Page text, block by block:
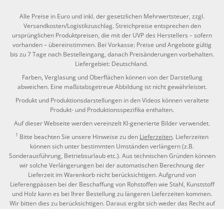
Alle Preise in Euro und inkl. der gesetzlichen Mehrwertsteuer, zzgl.
Versandkosten/Logistikzuschlag. Streichpreise entsprechen den
ursprünglichen Produktpreisen, die mit der UVP des Herstellers – sofern
vorhanden – übereinstimmen. Bei Vorkasse: Preise und Angebote gültig
bis zu 7 Tage nach Bestelleingang, danach Preisänderungen vorbehalten.
Liefergebiet: Deutschland.
Farben, Verglasung und Oberflächen können von der Darstellung
abweichen. Eine maßstabsgetreue Abbildung ist nicht gewährleistet.
Produkt und Produktionsdarstellungen in den Videos können veraltete
Produkt- und Produktionsspezifika enthalten.
Auf dieser Webseite werden vereinzelt KI-generierte Bilder verwendet.
1 Bitte beachten Sie unsere Hinweise zu den Lieferzeiten. Lieferzeiten
können sich unter bestimmten Umständen verlängern (z.B.
Sonderausführung, Betriebsurlaub etc.). Aus technischen Gründen können
wir solche Verlängerungen bei der automatischen Berechnung der
Lieferzeit im Warenkorb nicht berücksichtigen. Aufgrund von
Lieferengpässen bei der Beschaffung von Rohstoffen wie Stahl, Kunststoff
und Holz kann es bei Ihrer Bestellung zu längeren Lieferzeiten kommen.
Wir bitten dies zu berücksichtigen. Daraus ergibt sich weder das Recht auf